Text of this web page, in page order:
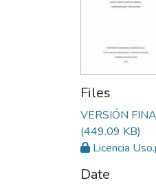
Files
VERSIÓN
(449.09 KB)
Licencia
Date